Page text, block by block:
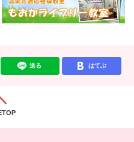
送る はてぶ